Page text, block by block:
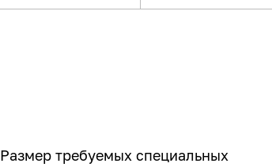
Размер требуемых специальных